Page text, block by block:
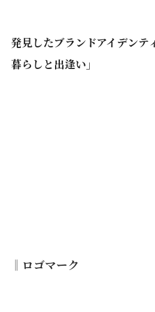
発見したブランドアイデンテ
暮らしと出逢い」
‖ロゴマーク